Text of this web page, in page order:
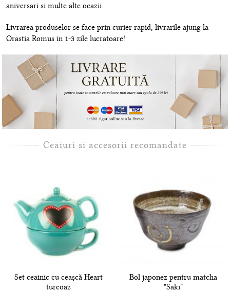
aniversari si multe alte ocazii.
Livrarea produselor se face prin curier rapid, livrarile ajung la
Orastia Romus in 1-3 zile lucratoare!
Ceaiuri si accesorii recomandate
Set ceainic cu ceașcă Heart
turcoaz
Bol japonez pentru matcha
"Saki"